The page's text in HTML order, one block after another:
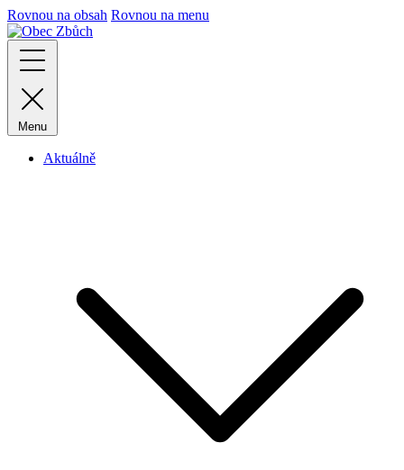
Rovnou na obsah Rovnou na menu
Menu
Aktuálně